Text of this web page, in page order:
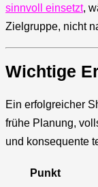
sinnvoll einsetzt,
Zielgruppe, nicht
Wichtige
Ein erfolgreicher
frühe Planung,
und konsequente
Punkt